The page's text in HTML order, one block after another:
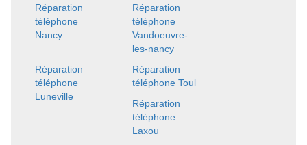
Réparation
téléphone
Nancy
Réparation
téléphone
Vandoeuvre-
les-nancy
Réparation
téléphone
Luneville
Réparation
téléphone Toul
Réparation
téléphone
Laxou